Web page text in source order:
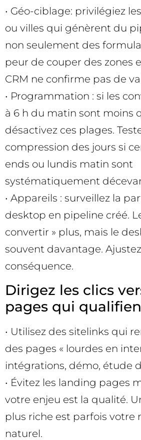
• Géo-ciblage: privilégiez
ou villes qui génèrent du
non seulement des
peur de couper des zones
CRM ne confirme pas de
• Programmation : si les
à 6 h du matin sont moins
désactivez ces plages.
compression des jours si
ends ou lundis matin sont
systématiquement
• Appareils : surveillez la
desktop en pipeline créé.
convertir » plus, mais le
souvent davantage.
conséquence.
Dirigez les clics
pages qui
• Utilisez des sitelinks qui
des pages « lourdes en
intégrations, démo, étude
• Évitez les landing pages
votre enjeu est la qualité.
plus riche est parfois votre
naturel.